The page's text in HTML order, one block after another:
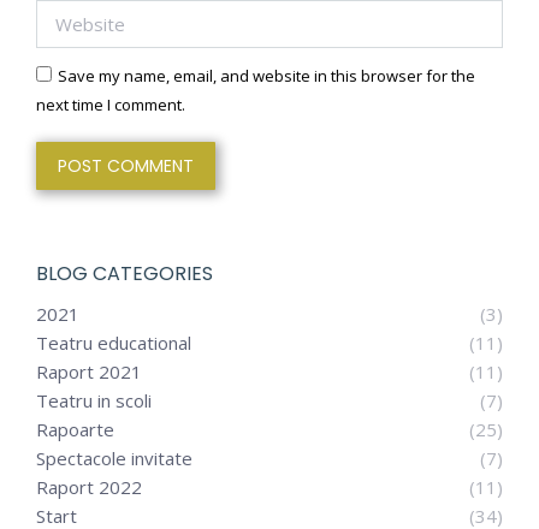
Website
Save my name, email, and website in this browser for the
next time I comment.
POST COMMENT
BLOG CATEGORIES
2021
(3)
Teatru educational
(11)
Raport 2021
(11)
Teatru in scoli
(7)
Rapoarte
(25)
Spectacole invitate
(7)
Raport 2022
(11)
Start
(34)